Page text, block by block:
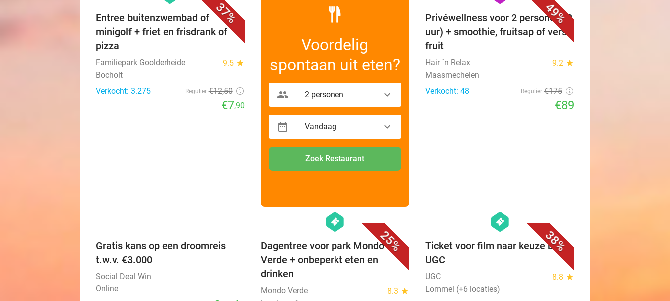
37%
Entree buitenzwembad of
minigolf + friet en frisdrank of
pizza
Familiepark Goolderheide 9.5 star
Bocholt
Verkocht: 3.275
Regulier €12,50
€7,90
Voordelig
spontaan uit eten?
2 personen
Vandaag
Zoek Restaurant
49%
Privéwellness voor 2 personen (3
uur) + smoothie, fruitsap of vers
fruit
Hair ´n Relax 9.2 star
Maasmechelen
Verkocht: 48
Regulier €175
€89
Gratis kans op een droomreis
t.w.v. €3.000
Social Deal Win
Online
25%
favorite_border
hexagon
events
Dagentree voor park Mondo
Verde + onbeperkt eten en
drinken
Mondo Verde 8.3 star
38%
hexagon
events
Ticket voor film naar keuze bij
UGC
UGC 8.8 star
Lommel (+6 locaties)